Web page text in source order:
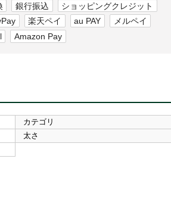
銀行振込
ショッピングクレジット
楽天ペイ au PAY
メルペイ
Amazon Pay
カテゴリ
太さ